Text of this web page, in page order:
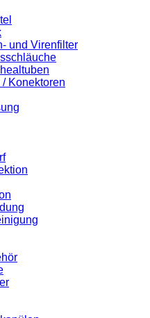
und Virenfilter
Konektoren